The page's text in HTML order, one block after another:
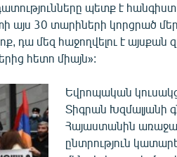
պետք է հանգիստ
այս 30 տարիների կորցրած
դա մեզ հաջողվելու է այսքան
հետո միայն»:
Եվրոպական
Տիգրան Խզմալյանի
Հայաստանին
ընտրություն